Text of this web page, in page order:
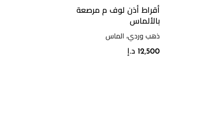
أقراط أذن لوف م مرصعة
بالألماس
ذهب وردي، الماس
12,500 د.إ